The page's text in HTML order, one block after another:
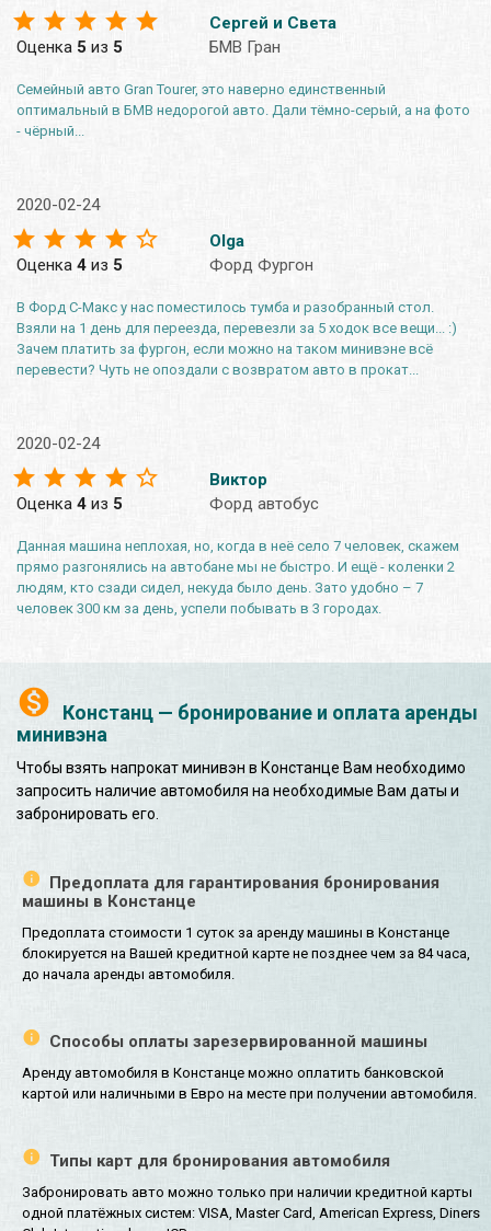
Констанц — бронирование и оплата аренды
минивэна
Чтобы взять напрокат минивэн в Констанце Вам необходимо
запросить наличие автомобиля на необходимые Вам даты и
забронировать его.
Предоплата для гарантирования бронирования
машины в Констанце
Предоплата стоимости 1 суток за аренду машины в Констанце
блокируется на Вашей кредитной карте не позднее чем за 84 часа,
до начала аренды автомобиля.
Способы оплаты зарезервированной машины
Аренду автомобиля в Констанце можно оплатить банковской
картой или наличными в Евро на месте при получении автомобиля.
Типы карт для бронирования автомобиля
Забронировать авто можно только при наличии кредитной карты
одной платёжных систем: VISA, Master Card, American Express, Diners
Оценка 5 из 5
Сергей и Света
БМВ Гран
Семейный авто Gran Tourer, это наверно единственный
оптимальный в БМВ недорогой авто. Дали тёмно-серый, а на фото
- чёрный...
2020-02-24
Оценка 4 из 5
Olga
Форд Фургон
В Форд С-Макс у нас поместилось тумба и разобранный стол.
Взяли на 1 день для переезда, перевезли за 5 ходок все вещи... :)
Зачем платить за фургон, если можно на таком минивэне всё
перевести? Чуть не опоздали с возвратом авто в прокат...
2020-02-24
Оценка 4 из 5
Виктор
Форд автобус
Данная машина неплохая, но, когда в неё село 7 человек, скажем
прямо разгонялись на автобане мы не быстро. И ещё - коленки 2
людям, кто сзади сидел, некуда было день. Зато удобно – 7
человек 300 км за день, успели побывать в 3 городах.